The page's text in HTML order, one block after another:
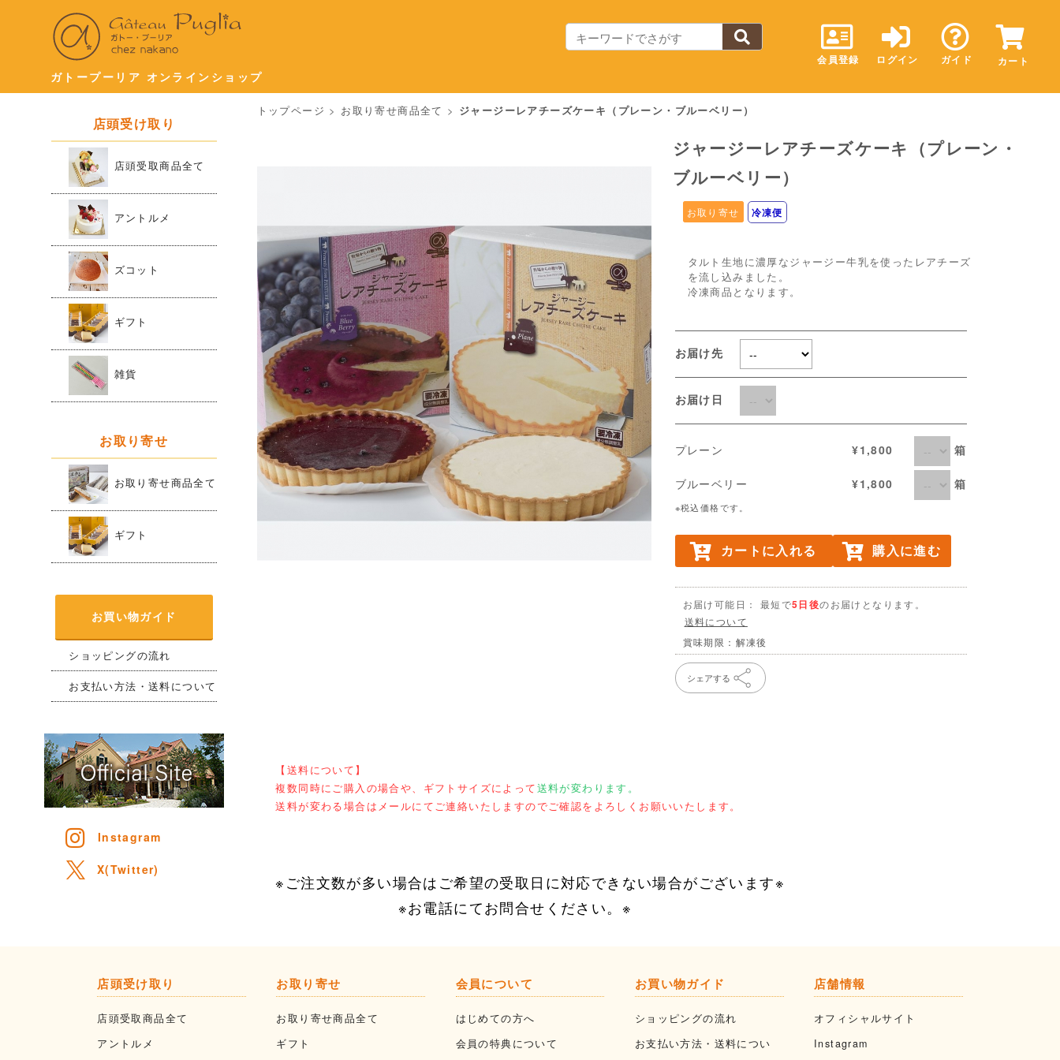
会員登録 ログイン ガイド カート
ガトープーリア オンラインショップ
店頭受け取り
店頭受取商品全て
アントルメ
ズコット
ギフト
雑貨
お取り寄せ
お取り寄せ商品全て
ギフト
お買い物ガイド
ショッピングの流れ
お支払い方法・送料について
Instagram
X(Twitter)
トップページ > お取り寄せ商品全て > ジャージーレアチーズケーキ（プレーン・ブルーベリー）
ジャージーレアチーズケーキ（プレーン・
ブルーベリー）
お取り寄せ 冷凍便
タルト生地に濃厚なジャージー牛乳を使ったレアチーズ
を流し込みました。
冷凍商品となります。
お届け先
お届け日
プレーン ¥1,800 箱
ブルーベリー ¥1,800 箱
※税込価格です。
カートに入れる 購入に進む
お届け可能日： 最短で5日後のお届けとなります。
送料について
賞味期限：解凍後
シェアする
【送料について】
複数同時にご購入の場合や、ギフトサイズによって送料が変わります。
送料が変わる場合はメールにてご連絡いたしますのでご確認をよろしくお願いいたします。
※ご注文数が多い場合はご希望の受取日に対応できない場合がございます※
※お電話にてお問合せください。※
店頭受け取り
店頭受取商品全て
アントルメ
お取り寄せ
お取り寄せ商品全て
ギフト
会員について
はじめての方へ
会員の特典について
お買い物ガイド
ショッピングの流れ
お支払い方法・送料につい
店舗情報
オフィシャルサイト
Instagram